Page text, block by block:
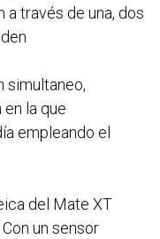
través de una, dos
simultaneo,
la que
empleando el
del Mate XT
un sensor